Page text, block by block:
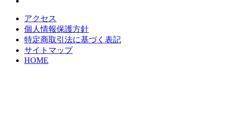
アクセス
個人情報保護方針
特定商取引法に基づく表記
サイトマップ
HOME